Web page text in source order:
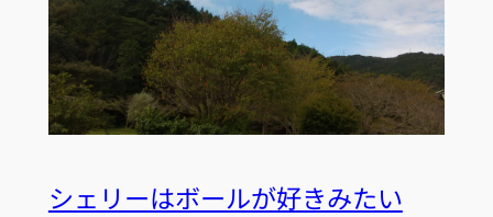
シェリーはボールが好きみたい